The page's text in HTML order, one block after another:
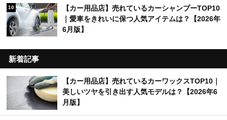
10
【カー用品店】売れているカーシャンプーTOP10
｜愛車をきれいに保つ人気アイテムは？【2026年
6月版】
新着記事
【カー用品店】売れているカーワックスTOP10｜
美しいツヤを引き出す人気モデルは？【2026年6
月版】